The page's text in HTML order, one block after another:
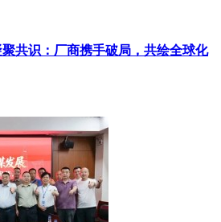
共识：厂商携手破局，共绘全球化